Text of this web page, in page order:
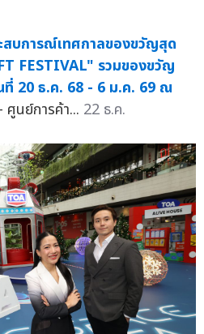
สบการณ์เทศกาลของขวัญสุด
FESTIVAL" รวมของขวัญ
20 ธ.ค. 68 - 6 ม.ค. 69 ณ
นย์การค้า... 22 ธ.ค.